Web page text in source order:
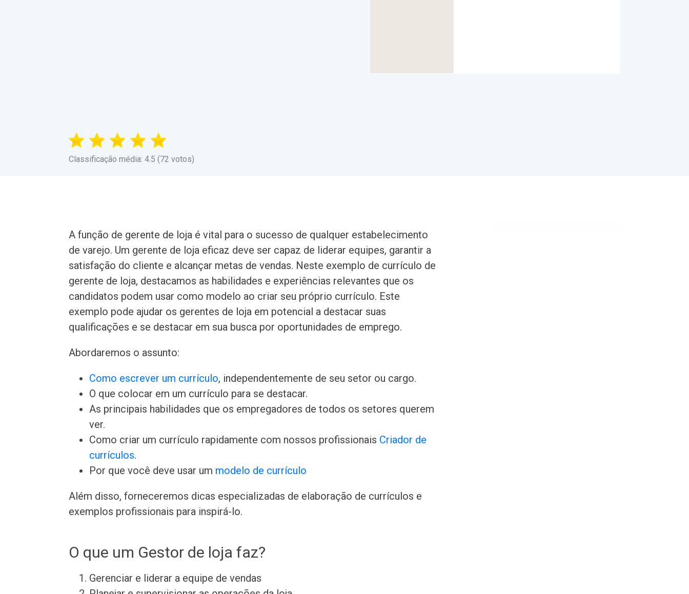
Classificação média: 4.5 (72 votos)
A função de gerente de loja é vital para o sucesso de qualquer estabelecimento
de varejo. Um gerente de loja eficaz deve ser capaz de liderar equipes, garantir a
satisfação do cliente e alcançar metas de vendas. Neste exemplo de currículo de
gerente de loja, destacamos as habilidades e experiências relevantes que os
candidatos podem usar como modelo ao criar seu próprio currículo. Este
exemplo pode ajudar os gerentes de loja em potencial a destacar suas
qualificações e se destacar em sua busca por oportunidades de emprego.
Abordaremos o assunto:
Como escrever um currículo, independentemente de seu setor ou cargo.
O que colocar em um currículo para se destacar.
As principais habilidades que os empregadores de todos os setores querem
ver.
Como criar um currículo rapidamente com nossos profissionais Criador de
currículos.
Por que você deve usar um modelo de currículo
Além disso, forneceremos dicas especializadas de elaboração de currículos e
exemplos profissionais para inspirá-lo.
O que um Gestor de loja faz?
Gerenciar e liderar a equipe de vendas